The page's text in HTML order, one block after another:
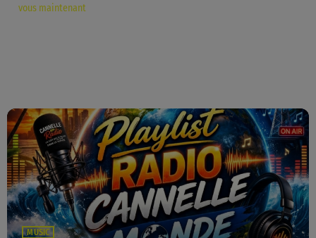
vous maintenant
MUSIC